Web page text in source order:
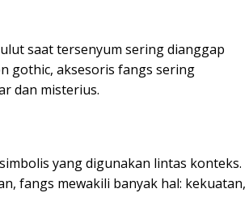
saat tersenyum sering dianggap
gothic, aksesoris fangs sering
dan misterius.
yang digunakan lintas konteks.
fangs mewakili banyak hal: kekuatan,